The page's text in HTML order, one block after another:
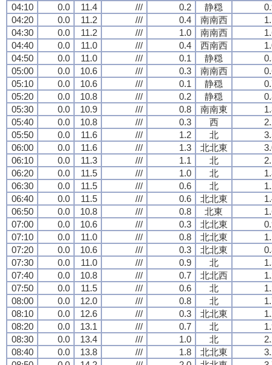
04:10 0.0 11.4 /// 0.2 静穏
04:20
0.0 11.2 /// 0.4 南南西
04:30
0.0 11.2 /// 1.0 南南西
04:40
0.0 11.0 /// 0.4 西南西
04:50
0.0 11.0 /// 0.1 静穏
05:00
0.0 10.6 /// 0.3 南南西
05:10
0.0 10.6 /// 0.1 静穏
05:20
0.0 10.8 /// 0.2 静穏
05:30
0.0 10.9 /// 0.8 南南東
05:40
0.0 10.8 /// 0.3 西
05:50
0.0 11.6 /// 1.2 北
06:00
0.0 11.6 /// 1.3 北北東
06:10
0.0 11.3 /// 1.1 北
06:20
0.0 11.5 /// 1.0 北
06:30
0.0 11.5 /// 0.6 北
06:40
0.0 11.5 /// 0.6 北北東
06:50
0.0 10.8 /// 0.8 北東
07:00
0.0 10.6 /// 0.3 北北東
07:10
0.0 11.0 /// 0.8 北北東
07:20
0.0 10.6 /// 0.3 北北東
07:30
0.0 11.0 /// 0.9 北
07:40
0.0 10.8 /// 0.7 北北西
07:50
0.0 11.5 /// 0.6 北
08:00
0.0 12.0 /// 0.8 北
08:10
0.0 12.6 /// 0.3 北北東
08:20
0.0 13.1 /// 0.7 北
08:30
0.0 13.4 /// 1.0 北
08:40
0.0 13.8 /// 1.8 北北東